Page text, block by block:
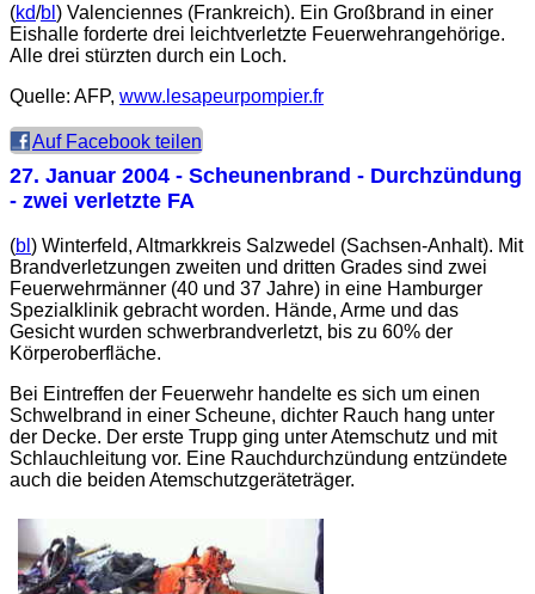
(kd/bl ) Valenciennes (Frankreich). Ein Großbrand in einer
Eishalle forderte drei leichtverletzte Feuerwehrangehörige.
Alle drei stürzten durch ein Loch.
Quelle: AFP, www.lesapeurpompier.fr
Auf Facebook teilen
27. Januar 2004 - Scheunenbrand - Durchzündung
- zwei verletzte FA
(bl ) Winterfeld, Altmarkkreis Salzwedel (Sachsen-Anhalt). Mit
Brandverletzungen zweiten und dritten Grades sind zwei
Feuerwehrmänner (40 und 37 Jahre) in eine Hamburger
Spezialklinik gebracht worden. Hände, Arme und das
Gesicht wurden schwerbrandverletzt, bis zu 60% der
Körperoberfläche.
Bei Eintreffen der Feuerwehr handelte es sich um einen
Schwelbrand in einer Scheune, dichter Rauch hang unter
der Decke. Der erste Trupp ging unter Atemschutz und mit
Schlauchleitung vor. Eine Rauchdurchzündung entzündete
auch die beiden Atemschutzgeräteträger.